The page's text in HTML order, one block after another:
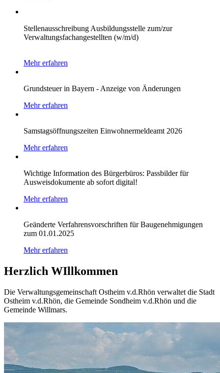
Stellenausschreibung Ausbildungsstelle zum/zur
Verwaltungsfachangestellten (w/m/d)
Mehr erfahren
Grundsteuer in Bayern - Anzeige von Änderungen
Mehr erfahren
Samstagsöffnungszeiten Einwohnermeldeamt 2026
Mehr erfahren
Wichtige Information des Bürgerbüros: Passbilder für
Ausweisdokumente ab sofort digital!
Mehr erfahren
Geänderte Verfahrensvorschriften für Baugenehmigungen
zum 01.01.2025
Mehr erfahren
Herzlich WIllkommen
Die Verwaltungsgemeinschaft Ostheim v.d.Rhön verwaltet die Stadt
Ostheim v.d.Rhön, die Gemeinde Sondheim v.d.Rhön und die
Gemeinde Willmars.